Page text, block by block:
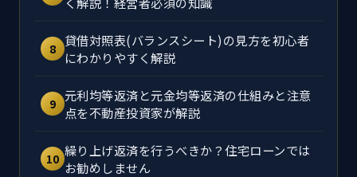
8 貸借対照表(バランスシート)の見方を初心者
にわかりやすく解説
9 元利均等返済と元金均等返済の仕組みと注意
点を不動産投資家が解説
10 繰り上げ返済を行うべきか？住宅ローンでは
お勧めしません